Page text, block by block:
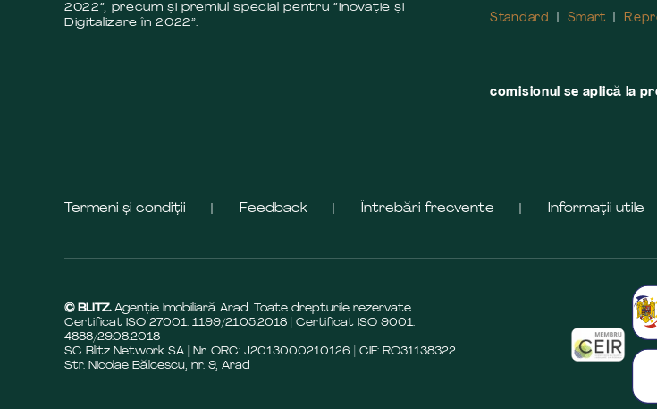
2022”, precum și premiul special pentru ”Inovație și
Digitalizare în 2022”.
Standard
Smart
comisionul se aplică la
Termeni și condiții Feedback Întrebări frecvente Informații utile
© BLITZ. Agenție Imobiliară Arad. Toate drepturile rezervate.
Certificat ISO 27001: 1199/21.05.2018 | Certificat ISO 9001:
4888/29.08.2018
SC Blitz Network SA | Nr. ORC: J2013000210126 | CIF: RO31138322
Str. Nicolae Bălcescu, nr. 9, Arad